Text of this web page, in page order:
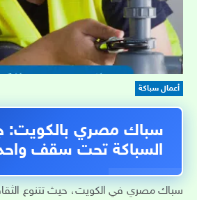
أعمال سباكة
سباك مصري بالكويت:
السباكة تحت سقف واحد
سباك مصري في الكويت، حيث تتنوع